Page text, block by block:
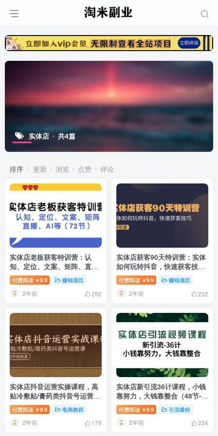
实体店 共4篇
排序 更新 浏览 点赞 评论
实体店老板获客特训营：认
知、定位、文案、矩阵、直
播、AI等（72节）
付费阅读 ￥9.9 赚钱项目
2年前 292
实体店获客90天特训营：实体
如何玩转抖音，快速获客技巧
（74节）
付费阅读 ￥9.9 赚钱项目
2年前 232
实体店抖音运营实操课程，高
贴冷敷贴/膏药类抖音号运营课
（39节）
付费阅读 ￥9.9 电商教程
2年前 179
实体店新引流36计课程，小钱
靠努力，大钱靠整合（48节-无
水印视频）
付费阅读 ￥9.9 引流爆粉
2年前 234